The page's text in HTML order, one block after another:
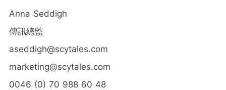
Anna Seddigh
傳訊總監
aseddigh@scytales.com
marketing@scytales.com
0046 (0) 70 988 60 48